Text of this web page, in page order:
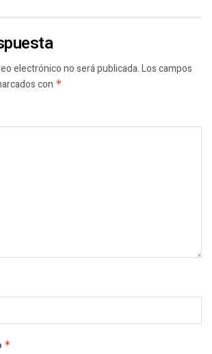
electrónico no será publicada.Los campos
con *
*